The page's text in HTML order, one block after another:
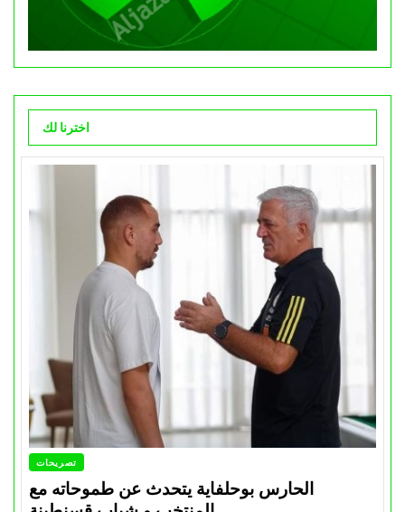
اخترنا لك
تصريحات
الحارس بوحلفاية يتحدث عن طموحاته مع